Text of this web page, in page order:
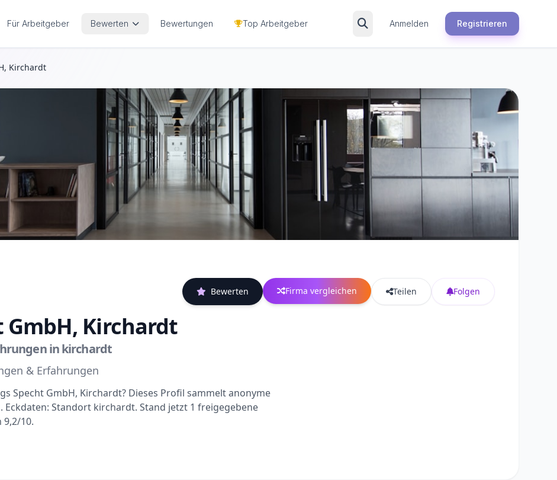
Für Arbeitgeber Bewerten Bewertungen Top Arbeitgeber Anmelden Registrieren
Kirchardt
Bewerten Firma vergleichen Teilen Folgen
Kirchardt
in kirchardt
& Erfahrungen
Specht GmbH, Kirchardt? Dieses Profil sammelt anonyme
Eckdaten: Standort kirchardt. Stand jetzt 1 freigegebene
10.